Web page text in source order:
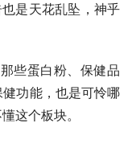
是天花乱坠，神乎
些蛋白粉、保健品
功能，也是可怜哪
这个板块。